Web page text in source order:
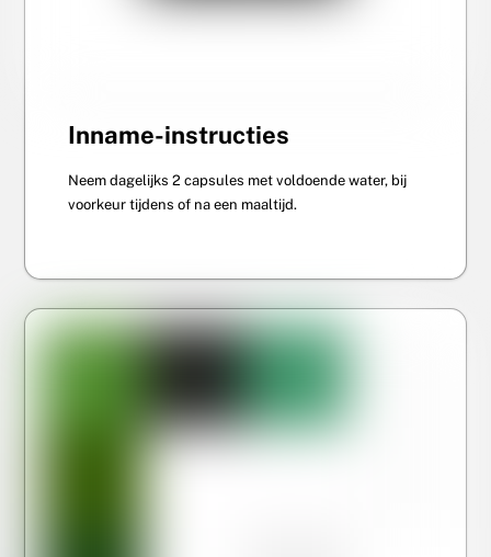
Inname-instructies
Neem dagelijks 2 capsules met voldoende water, bij
voorkeur tijdens of na een maaltijd.